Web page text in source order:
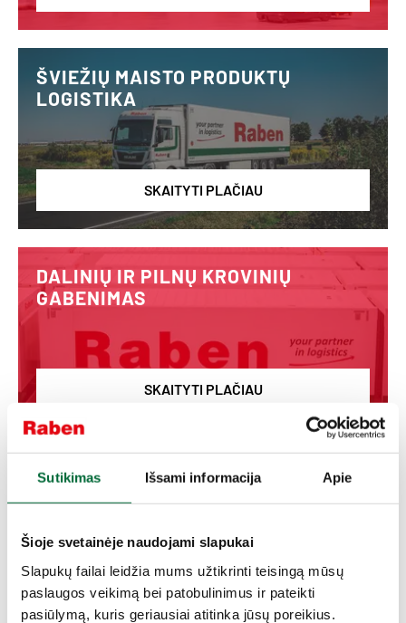
Sutikimas Išsami informacija Apie
Šioje svetainėje naudojami slapukai
Slapukų failai leidžia mums užtikrinti teisingą mūsų
paslaugos veikimą bei patobulinimus ir pateikti
pasiūlymą, kuris geriausiai atitinka jūsų poreikius.
ŠVIEŽIŲ MAISTO PRODUKTŲ
LOGISTIKA
SKAITYTI PLAČIAU
DALINIŲ IR PILNŲ KROVINIŲ
GABENIMAS
SKAITYTI PLAČIAU
Naujienos
DAUGIAU